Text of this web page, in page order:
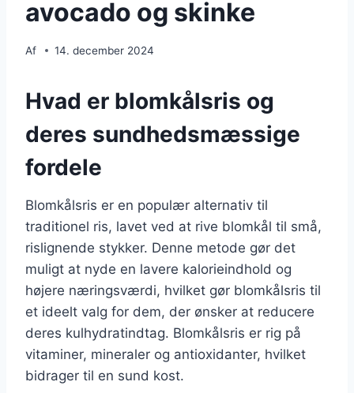
avocado og skinke
Af 14. december 2024
Hvad er blomkålsris og
deres sundhedsmæssige
fordele
Blomkålsris er en populær alternativ til
traditionel ris, lavet ved at rive blomkål til små,
rislignende stykker. Denne metode gør det
muligt at nyde en lavere kalorieindhold og
højere næringsværdi, hvilket gør blomkålsris til
et ideelt valg for dem, der ønsker at reducere
deres kulhydratindtag. Blomkålsris er rig på
vitaminer, mineraler og antioxidanter, hvilket
bidrager til en sund kost.